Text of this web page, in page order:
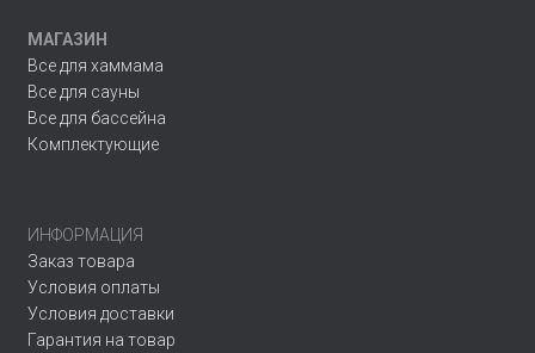
МАГАЗИН
Все для хаммама
Все для сауны
Все для бассейна
Комплектующие
ИНФОРМАЦИЯ
Заказ товара
Условия оплаты
Условия доставки
Гарантия на товар